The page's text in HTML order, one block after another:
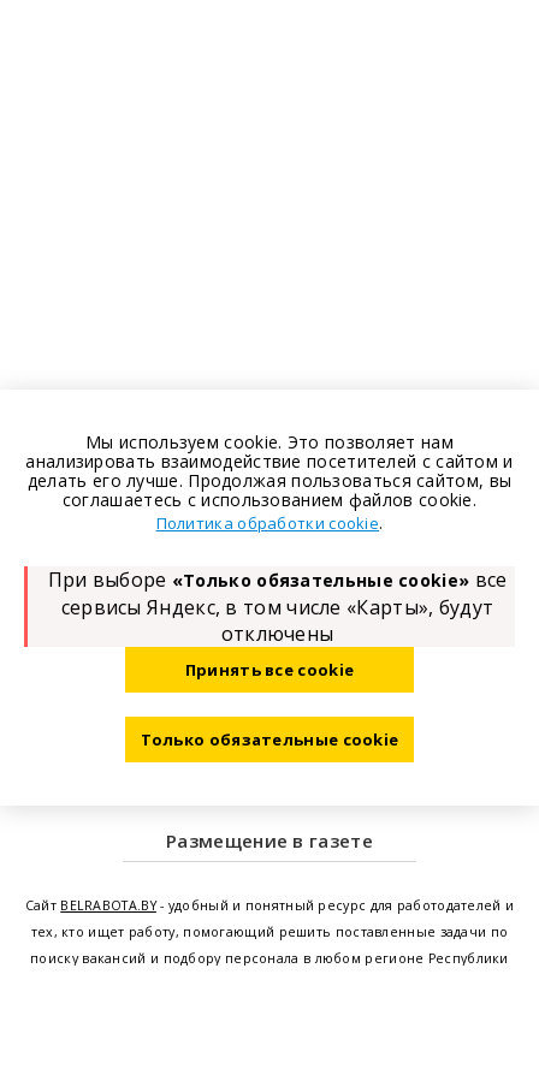
Размещение в газете
Сайт BELRABOTA.BY- удобный и понятный ресурс для работодателей и
тех, кто ищет работу, помогающий решить поставленные задачи по
поиску вакансий и подбору персонала в любом регионе Республики
Мы используем cookie. Это позволяет нам
анализировать взаимодействие посетителей с сайтом и
делать его лучше. Продолжая пользоваться сайтом, вы
соглашаетесь с использованием файлов cookie.
Политика обработки cookie.
При выборе «Только обязательные cookie» все
сервисы Яндекс, в том числе «Карты», будут
отключены
Принять все cookie
Только обязательные cookie